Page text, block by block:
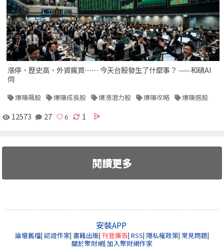
漲停、歷史高、外資瘋買⋯⋯ 今天台股發生了什麼事？ ——和碩AI
伺
爆賺飆股 爆賺成長股 爆漲潛力股 爆賺攻略 爆賺選股
12573 27 1
閱讀更多
安裝APP
論壇舊檔| 認證作家| 書籍出版| 刊登廣告| RSS| 隱私權政策| 常見問題|
關於聚財網| 加入聚財網作家